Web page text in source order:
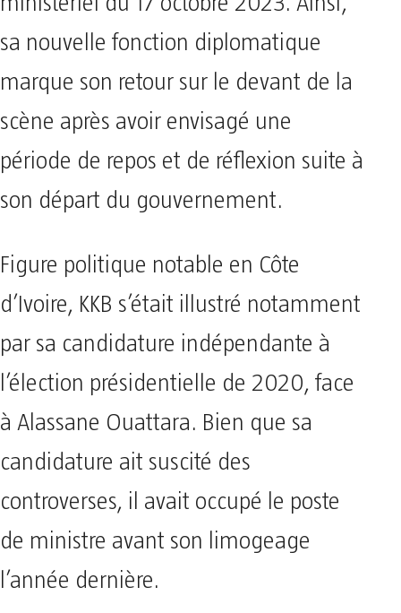
sa nouvelle fonction diplomatique
marque son retour sur le devant de la
scène après avoir envisagé une
période de repos et de réflexion suite à
son départ du gouvernement.
Figure politique notable en Côte
d’Ivoire, KKB s’était illustré notamment
par sa candidature indépendante à
l’élection présidentielle de 2020, face
à Alassane Ouattara. Bien que sa
candidature ait suscité des
controverses, il avait occupé le poste
de ministre avant son limogeage
l’année dernière.